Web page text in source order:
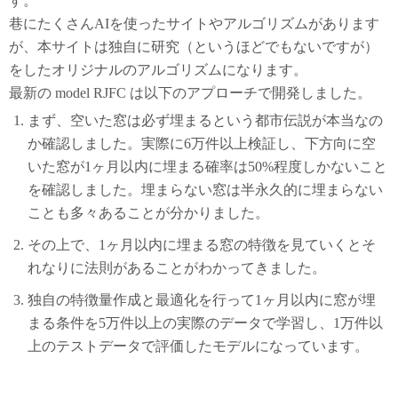
巷にたくさんAIを使ったサイトやアルゴリズムがあります
が、本サイトは独自に研究（というほどでもないですが）
をしたオリジナルのアルゴリズムになります。
最新の model RJFC は以下のアプローチで開発しました。
まず、空いた窓は必ず埋まるという都市伝説が本当なの
か確認しました。実際に6万件以上検証し、下方向に空
いた窓が1ヶ月以内に埋まる確率は50%程度しかないこと
を確認しました。埋まらない窓は半永久的に埋まらない
ことも多々あることが分かりました。
その上で、1ヶ月以内に埋まる窓の特徴を見ていくとそ
れなりに法則があることがわかってきました。
独自の特徴量作成と最適化を行って1ヶ月以内に窓が埋
まる条件を5万件以上の実際のデータで学習し、1万件以
上のテストデータで評価したモデルになっています。